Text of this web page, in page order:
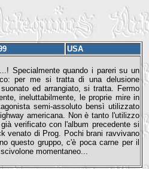
USA
Specialmente quando i pareri su un
per me si tratta di una delusione
ed arrangiato, si tratta. Fermo
ineluttabilmente, le proprie mire in
semi-assoluto bensì utilizzato
americana. Non è tanto l'utilizzo
verificato con l'album precedente si
venato di Prog. Pochi brani ravvivano
questo gruppo, c'è poca carne per il
momentaneo...